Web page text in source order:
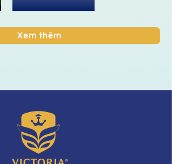
Xem thêm